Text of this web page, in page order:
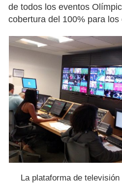
de todos los eventos
cobertura del 100% para los
La plataforma de